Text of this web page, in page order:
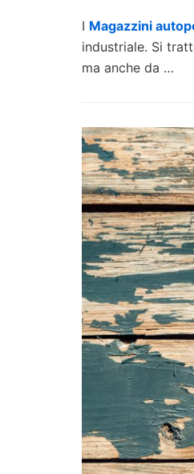
I Magazzini
industriale. Si
ma anche da …